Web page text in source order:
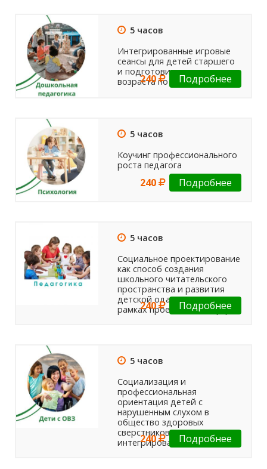
5 часов
Интегрированные игровые
сеансы для детей старшего
и подготовительного
возраста по дорогам сказок
240 Подробнее
5 часов
Коучинг профессионального
роста педагога
240 Подробнее
5 часов
Социальное проектирование
как способ создания
школьного читательского
пространства и развития
детской одаренности в
рамках проекта ЛИТосфера
240 Подробнее
5 часов
Социализация и
профессиональная
ориентация детей с
нарушенным слухом в
общество здоровых
сверстников посредством
интегрированного подхода
240 Подробнее